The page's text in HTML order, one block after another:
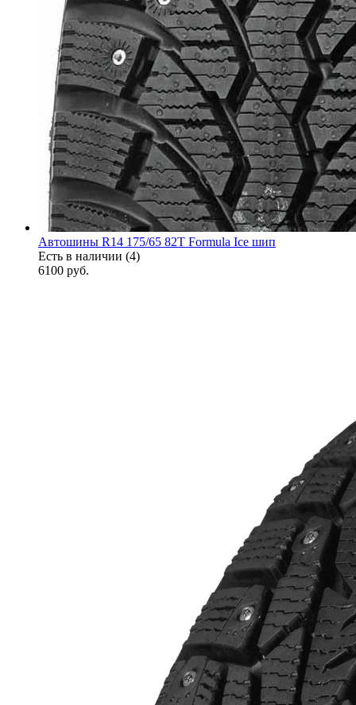
Автошины R14 175/65 82T Formula Ice шип
Есть в наличии (4)
6100 руб.